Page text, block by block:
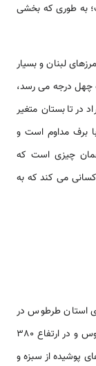
به طوری که بخشی
لبنان و بسیار
درجه می رسد،
تا 25 درجه سانتیگراد در تابستان متغیر
برف مداوم است و
و این همان چیزی است که
می کند که به
استان طرطوس در
سوریه است که در 35 کیلومتری شمال شرقی طرطوس و در ارتفاع 380
پوشیده از سبزه و